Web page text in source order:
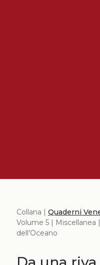
Collana | Quaderni
Volume 5 | Miscellanea
dell’Oceano